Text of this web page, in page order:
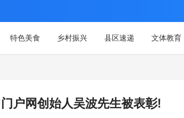
特色美食 乡村振兴 县区速递 文体教育
户网创始人吴波先生被表彰!